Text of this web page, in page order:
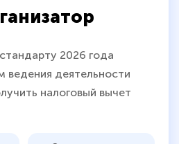
2026 года
ведения деятельности
налоговый вычет